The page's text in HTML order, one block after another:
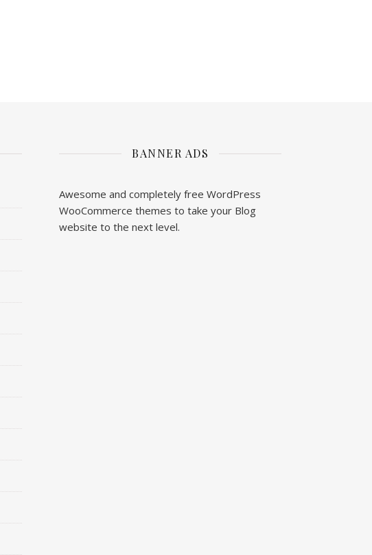
BANNER ADS
Awesome and completely free WordPress
WooCommerce themes to take your Blog
website to the next level.